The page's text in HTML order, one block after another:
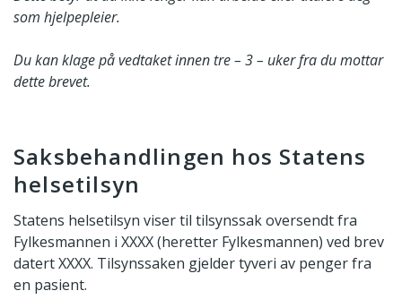
som hjelpepleier.
Du kan klage på vedtaket innen tre – 3 – uker fra du mottar
dette brevet.
Saksbehandlingen hos Statens
helsetilsyn
Statens helsetilsyn viser til tilsynssak oversendt fra
Fylkesmannen i XXXX (heretter Fylkesmannen) ved brev
datert XXXX. Tilsynssaken gjelder tyveri av penger fra
en pasient.